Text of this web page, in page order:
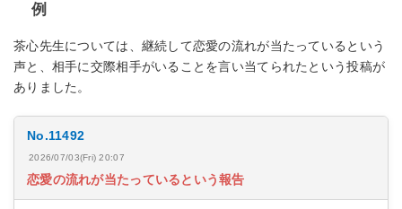
例
茶心先生については、継続して恋愛の流れが当たっているという
声と、相手に交際相手がいることを言い当てられたという投稿が
ありました。
No.11492
2026/07/03(Fri) 20:07
恋愛の流れが当たっているという報告